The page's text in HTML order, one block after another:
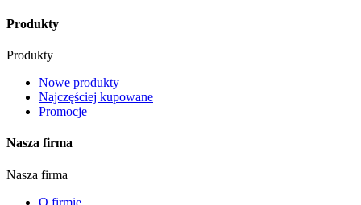
Produkty
Produkty
Nowe produkty
Najczęściej kupowane
Promocje
Nasza firma
Nasza firma
O firmie